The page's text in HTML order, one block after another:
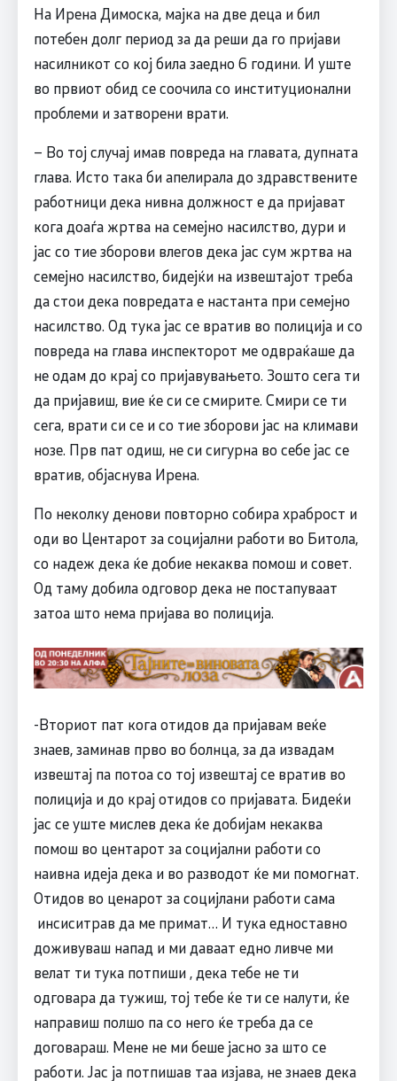
На Ирена Димоска, мајка на две деца и бил
потебен долг период за да реши да го пријави
насилникот со кој била заедно 6 години. И уште
во првиот обид се соочила со институционални
проблеми и затворени врати.
– Во тој случај имав повреда на главата, дупната
глава. Исто така би апелирала до здравствените
работници дека нивна должност е да пријават
кога доаѓа жртва на семејно насилство, дури и
јас со тие зборови влегов дека јас сум жртва на
семејно насилство, бидејќи на извештајот треба
да стои дека повредата е настанта при семејно
насилство. Од тука јас се вратив во полиција и со
повреда на глава инспекторот ме одвраќаше да
не одам до крај со пријавувањето. Зошто сега ти
да пријавиш, вие ќе си се смирите. Смири се ти
сега, врати си се и со тие зборови јас на климави
нозе. Прв пат одиш, не си сигурна во себе јас се
вратив, објаснува Ирена.
По неколку денови повторно собира храброст и
оди во Центарот за социјални работи во Битола,
со надеж дека ќе добие некаква помош и совет.
Од таму добила одговор дека не постапуваат
затоа што нема пријава во полиција.
-Вториот пат кога отидов да пријавам веќе
знаев, заминав прво во болнца, за да извадам
извештај па потоа со тој извештај се вратив во
полиција и до крај отидов со пријавата. Бидеќи
јас се уште мислев дека ќе добијам некаква
помош во центарот за социјални работи со
наивна идеја дека и во разводот ќе ми помогнат.
Отидов во ценарот за социјлани работи сама
инсиситрав да ме примат… И тука едноставно
доживуваш напад и ми даваат едно ливче ми
велат ти тука потпиши , дека тебе не ти
одговара да тужиш, тој тебе ќе ти се налути, ќе
направиш полшо па со него ќе треба да се
договараш. Мене не ми беше јасно за што се
работи. Јас ја потпишав таа изјава, не знаев дека